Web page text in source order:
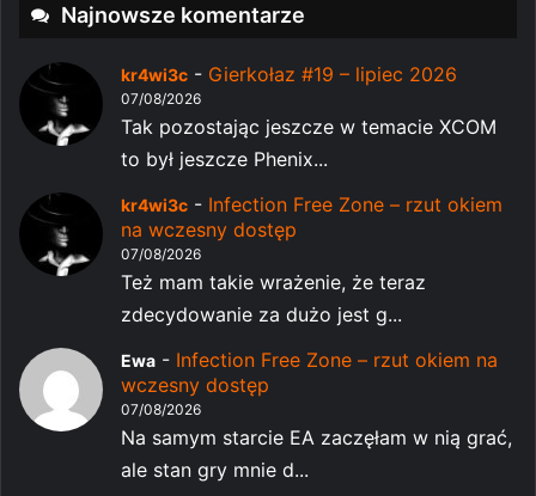
Najnowsze komentarze
kr4wi3c - Gierkołaz #19 – lipiec 2026
07/08/2026
Tak pozostając jeszcze w temacie XCOM
to był jeszcze Phenix...
kr4wi3c - Infection Free Zone – rzut okiem
na wczesny dostęp
07/08/2026
Też mam takie wrażenie, że teraz
zdecydowanie za dużo jest g...
Ewa - Infection Free Zone – rzut okiem na
wczesny dostęp
07/08/2026
Na samym starcie EA zaczęłam w nią grać,
ale stan gry mnie d...